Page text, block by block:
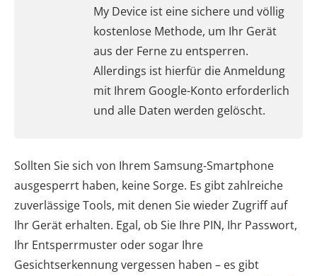
My Device ist eine sichere und völlig
kostenlose Methode, um Ihr Gerät
aus der Ferne zu entsperren.
Allerdings ist hierfür die Anmeldung
mit Ihrem Google-Konto erforderlich
und alle Daten werden gelöscht.
Sollten Sie sich von Ihrem Samsung-Smartphone
ausgesperrt haben, keine Sorge. Es gibt zahlreiche
zuverlässige Tools, mit denen Sie wieder Zugriff auf
Ihr Gerät erhalten. Egal, ob Sie Ihre PIN, Ihr Passwort,
Ihr Entsperrmuster oder sogar Ihre
Gesichtserkennung vergessen haben – es gibt